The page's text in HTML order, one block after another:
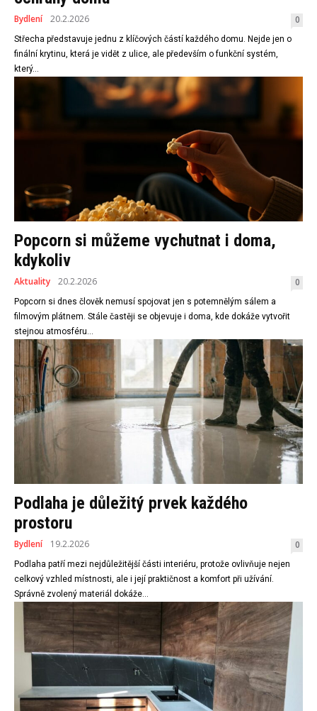
Bydlení 20.2.2026 0
Střecha představuje jednu z klíčových částí každého domu. Nejde jen o
finální krytinu, která je vidět z ulice, ale především o funkční systém,
který...
Popcorn si můžeme vychutnat i doma,
kdykoliv
Aktuality 20.2.2026 0
Popcorn si dnes člověk nemusí spojovat jen s potemnělým sálem a
filmovým plátnem. Stále častěji se objevuje i doma, kde dokáže vytvořit
stejnou atmosféru...
Podlaha je důležitý prvek každého
prostoru
Bydlení 19.2.2026 0
Podlaha patří mezi nejdůležitější části interiéru, protože ovlivňuje nejen
celkový vzhled místnosti, ale i její praktičnost a komfort při užívání.
Správně zvolený materiál dokáže...